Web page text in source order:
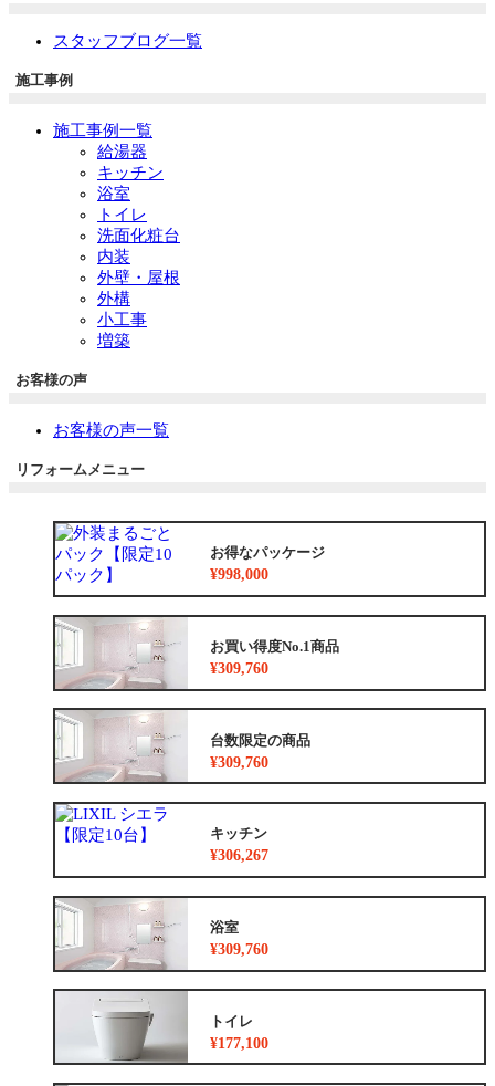
スタッフブログ一覧
施工事例
施工事例一覧
給湯器
キッチン
浴室
トイレ
洗面化粧台
内装
外壁・屋根
外構
小工事
増築
お客様の声
お客様の声一覧
リフォームメニュー
お得なパッケージ
¥998,000
お買い得度No.1商品
¥309,760
台数限定の商品
¥309,760
キッチン
¥306,267
浴室
¥309,760
トイレ
¥177,100